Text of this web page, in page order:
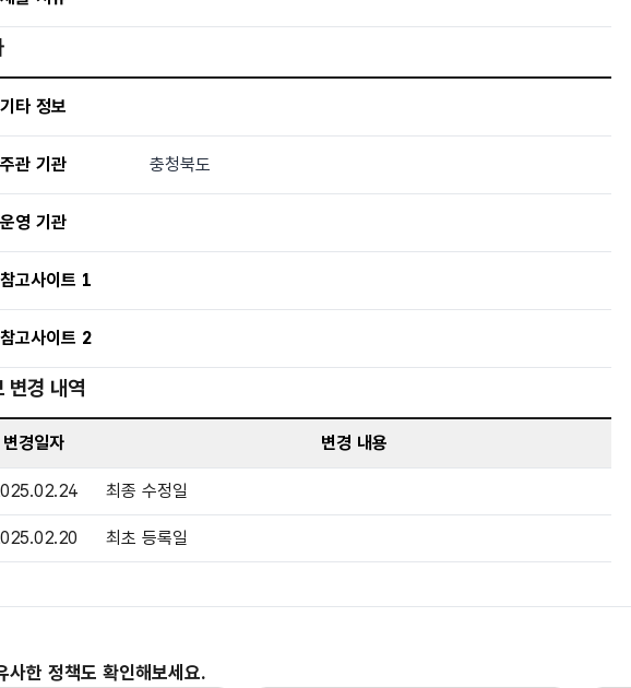
기타 정보
주관 기관 충청북도
운영 기관
참고사이트 1
참고사이트 2
변경 내역
정보 변경 내역 표로 변경일자, 변경 내용으로 구성되어있음
변경일자 변경 내용
최종 수정일
최초 등록일
사한 정책도 확인해보세요.